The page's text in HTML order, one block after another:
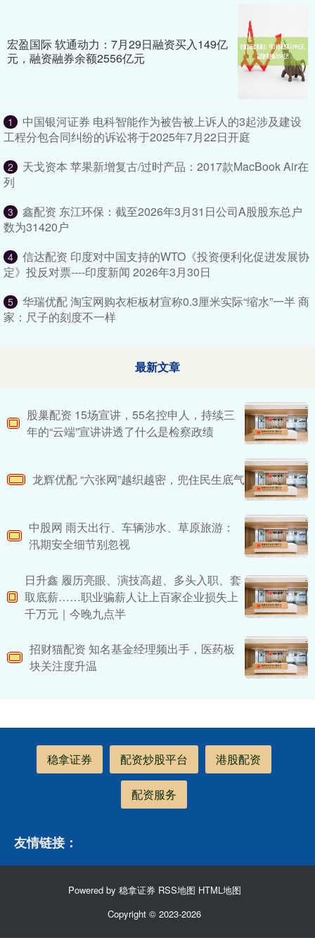
宏盈国际 软通动力：7月29日融资买入149亿
元，融资融券余额2556亿元
1
中国银河证券 电科智能作为被告被上诉人的3起涉及建设
工程分包合同纠纷的诉讼将于2025年7月22日开庭
2
天戈资本 苹果新增复古/过时产品：2017款MacBook Air在
列
3
鑫配资 东江环保：截至2026年3月31日公司A股股东总户
数为31420户
4
信达配资 印度对中国支持的WTO《投资便利化促进发展协
定》投反对票----印度新闻 2026年3月30日
5
华瑞优配 淘宝网购衣柜板材宣称0.3厘米实际“缩水”一半 商
家：尺子的刻度不一样
最新文章
股巢配资 15场宣讲，55名控申人，持续三
年的“云端”宣讲讲透了什么是检察政绩
龙辉优配 “六张网”越织越密，兜住民生底气
中股网 雨天出行、车辆涉水、草原旅游：
汛期安全细节别忽视
日升鑫 履历亮眼、演技高超、多头入职、套
取底薪……职业骗薪人让上百家企业损失上
千万元｜今晚九点半
招财猫配资 知名基金经理频出手，医药板
块关注度升温
稳拿证券 配资炒股平台 港股配资
配资服务
友情链接：
Powered by 稳拿证券 RSS地图 HTML地图
Copyright © 2023-2026